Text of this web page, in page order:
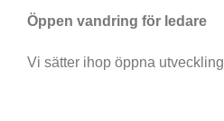
Öppen vandring för ledare
Vi sätter ihop öppna